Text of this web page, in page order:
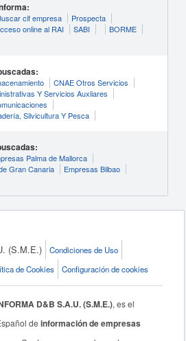
cif empresa
Prospecta
online al RAI SABI
BORME
CNAE Otros Servicios
Y Servicios Auxliares
Silvicultura Y Pesca
Palma de Mallorca
Gran Canaria
Empresas Bilbao
(S.M.E.)
Condiciones de Uso
de Cookies Configuración de cookies
D&B S.A.U. (S.M.E.), es el
deinformación de empresas